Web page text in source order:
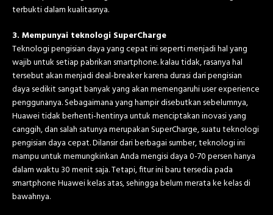
terbukti dalam kualitasnya.
3. Mempunyai teknologi SuperCharge
Teknologi pengisian daya yang cepat ini seperti menjadi hal yang
wajib untuk setiap pabrikan smartphone.kalau tidak, rasanya hal
tersebut akan menjadi deal-breaker karena durasi dari pengisian
daya sedikit sangat banyak yang akan memengaruhi user experience
penggunanya. Sebagaimana yang hampir disebutkan sebelumnya,
Huawei tidak berhenti-hentinya untuk menciptakan inovasi yang
canggih, dan salah satunya merupakan SuperCharge, suatu teknologi
pengisian daya cepat. Dilansir dari berbagai sumber, teknologi ini
mampu untuk memungkinkan Anda mengisi daya 0-70 persen hanya
dalam waktu 30 menit saja. Tetapi, fitur ini baru tersedia pada
smartphone Huawei kelas atas, sehingga belum merata ke kelas di
bawahnya.